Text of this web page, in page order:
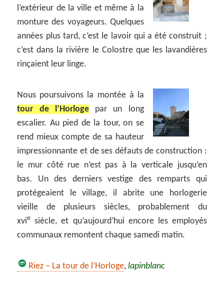
l’extérieur de la ville et même à la
monture des voyageurs. Quelques
années plus tard, c’est le lavoir qui a été construit ;
c’est dans la rivière le Colostre que les lavandières
rinçaient leur linge.
Nous poursuivons la montée à la
tour de l’Horlogepar un long
escalier. Au pied de la tour, on se
rend mieux compte de sa hauteur
impressionnante et de ses défauts de construction :
le mur côté rue n’est pas à la verticale jusqu’en
bas. Un des derniers vestige des remparts qui
protégeaient le village, il abrite une horlogerie
vieille de plusieurs siècles, probablement du
xvie
siècle, et qu’aujourd’hui encore les employés
communaux remontent chaque samedi matin.
Riez – La tour de l’Horloge,lapinblanc